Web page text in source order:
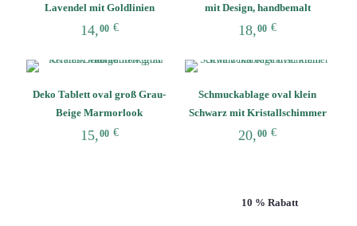
Lavendel mit Goldlinien
14,00 €
mit Design, handbemalt
18,00 €
Deko Tablett oval groß Grau-
Beige Marmorlook
15,00 €
Schmuckablage oval klein
Schwarz mit Kristallschimmer
20,00 €
10 % Rabatt!